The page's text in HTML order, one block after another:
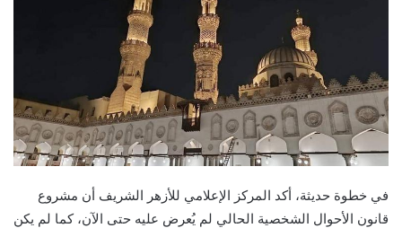
في خطوة حديثة، أكد المركز الإعلامي للأزهر الشريف أن مشروع
قانون الأحوال الشخصية الحالي لم يُعرض عليه حتى الآن، كما لم يكن